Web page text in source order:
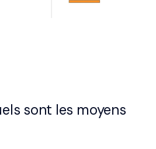
sont les moyens